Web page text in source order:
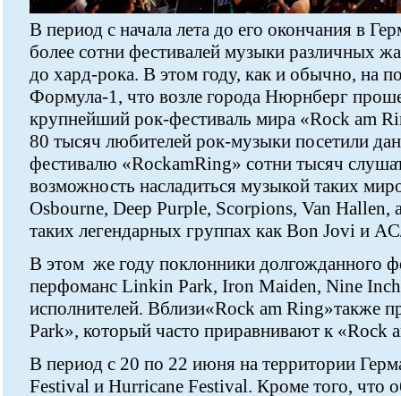
В период с начала лета до его окончания в
более сотни фестивалей музыки различных
до хард-рока. В этом году, как и обычно, на
Формула-1, что возле города Нюрнберг
крупнейший рок-фестиваль мира «Rock am
80 тысяч любителей рок-музыки посетили
фестивалю «RockamRing» сотни тысяч
возможность насладиться музыкой таких
Osbourne, Deep Purple, Scorpions, Van Hallen,
таких легендарных группах как Bon Jovi и
В этом же году поклонники долгожданного
перфоманс Linkin Park, Iron Maiden, Nine
исполнителей. Вблизи«Rock am Ring»также
Park», который часто приравнивают к «Rock
В период с 20 по 22 июня на территории
Festival и Hurricane Festival. Кроме того, что